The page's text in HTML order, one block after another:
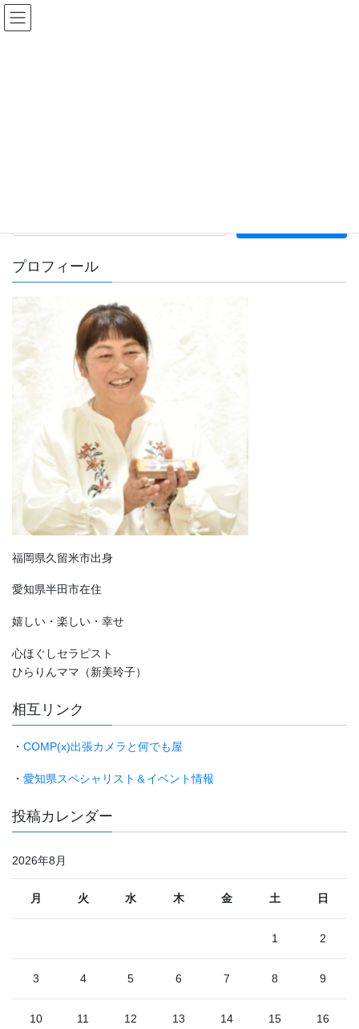
コ
ン
ナ
ビ
プロフィール
福岡県久留米市出身
愛知県半田市在住
嬉しい・楽しい・幸せ
心ほぐしセラピスト
ひらりんママ（新美玲子）
相互リンク
・ COMP(x)出張カメラと何でも屋
・ 愛知県スペシャリスト＆イベント情報
投稿カレンダー
2026年8月
月 火 水 木 金 土 日
1 2
3 4 5 6 7 8 9
10 11 12 13 14 15 16